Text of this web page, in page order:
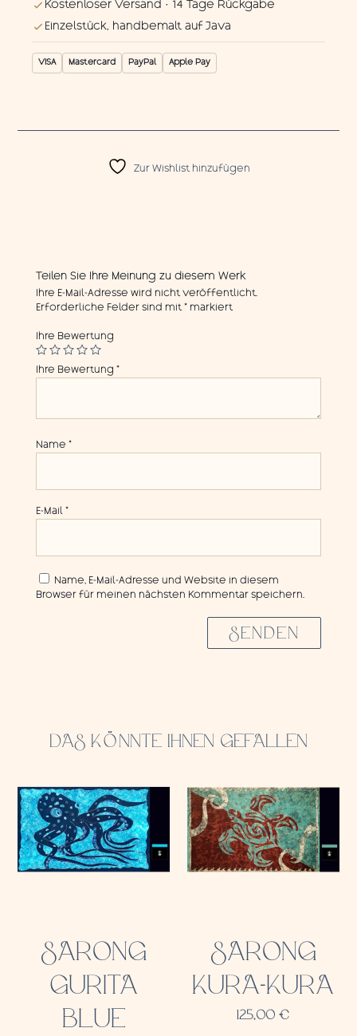
Kostenloser Versand · 14 Tage Rückgabe
Einzelstück, handbemalt auf Java
VISA Mastercard PayPal Apple Pay
Zur Wishlist hinzufügen
Teilen Sie Ihre Meinung zu diesem Werk
Ihre E-Mail-Adresse wird nicht veröffentlicht.
Erforderliche Felder sind mit*markiert
Ihre Bewertung
Ihre Bewertung *
Name *
E-Mail *
Name, E-Mail-Adresse und Website in diesem
Browser für meinen nächsten Kommentar speichern.
SENDEN
DAS KÖNNTE IHNEN GEFALLEN
SARONG
GURITA
BLUE
SARONG
KURA-KURA
125,00€